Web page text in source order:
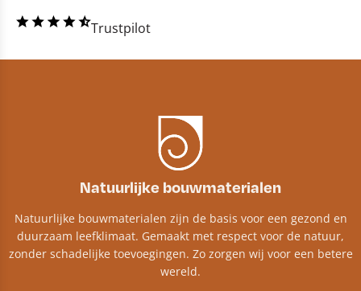
Trustpilot
Natuurlijke bouwmaterialen
Natuurlijke bouwmaterialen zijn de basis voor een gezond en
duurzaam leefklimaat. Gemaakt met respect voor de natuur,
zonder schadelijke toevoegingen. Zo zorgen wij voor een betere
wereld.